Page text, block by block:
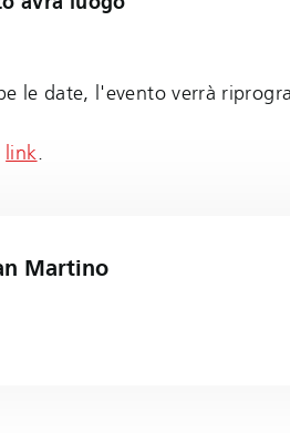
le date, l'evento verrà
link.
Martino